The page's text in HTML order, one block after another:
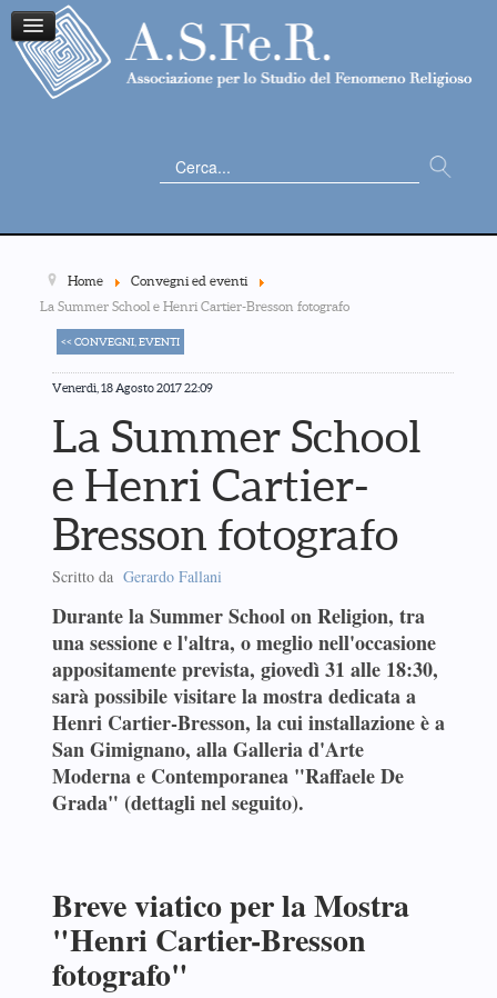
Cerca...
Home
Convegni ed eventi
La Summer School e Henri Cartier-Bresson fotografo
<< CONVEGNI, EVENTI
Venerdì, 18 Agosto 2017 22:09
La Summer School
e Henri Cartier-
Bresson fotografo
Scritto da Gerardo Fallani
Durante la Summer School on Religion, tra
una sessione e l'altra, o meglio nell'occasione
appositamente prevista, giovedì 31 alle 18:30,
sarà possibile visitare la mostra dedicata a
Henri Cartier-Bresson, la cui installazione è a
San Gimignano, alla Galleria d'Arte
Moderna e Contemporanea "Raffaele De
Grada" (dettagli nel seguito).
Breve viatico per la Mostra
"Henri Cartier-Bresson
fotografo"